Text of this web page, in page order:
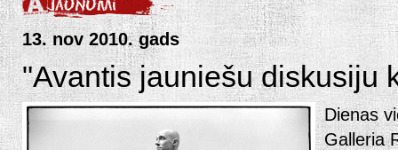
13. nov 2010. gads
"Avantis jauniešu diskusiju
Dienas
Galleria